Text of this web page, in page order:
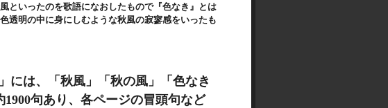
といったのを歌語になおしたもので『色なき』とは
透明の中に身にしむような秋風の寂寥感をいったも
には、「秋風」「秋の風」「色なき
1900句あり、各ページの冒頭句など